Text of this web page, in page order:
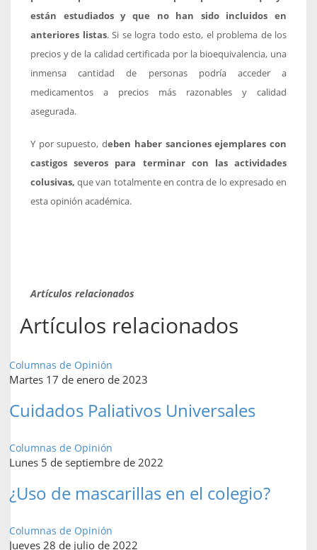
están estudiados y que no han sido incluidos en
anteriores listas. Si se logra todo esto, el problema de los
precios y de la calidad certificada por la bioequivalencia, una
inmensa cantidad de personas podría acceder a
medicamentos a precios más razonables y calidad
asegurada.
Y por supuesto, deben haber sanciones ejemplares con
castigos severos para terminar con las actividades
colusivas, que van totalmente en contra de lo expresado en
esta opinión académica.
Artículos relacionados
Artículos relacionados
Columnas de Opinión
Martes 17 de enero de 2023
Cuidados Paliativos Universales
Columnas de Opinión
Lunes 5 de septiembre de 2022
¿Uso de mascarillas en el colegio?
Columnas de Opinión
Jueves 28 de julio de 2022